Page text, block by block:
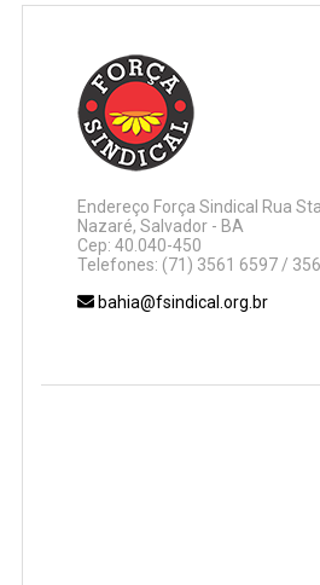
Endereço Força Sindical Rua
Nazaré, Salvador - BA
Cep: 40.040-450
Telefones: (71) 3561 6597 /
bahia@fsindical.org.br